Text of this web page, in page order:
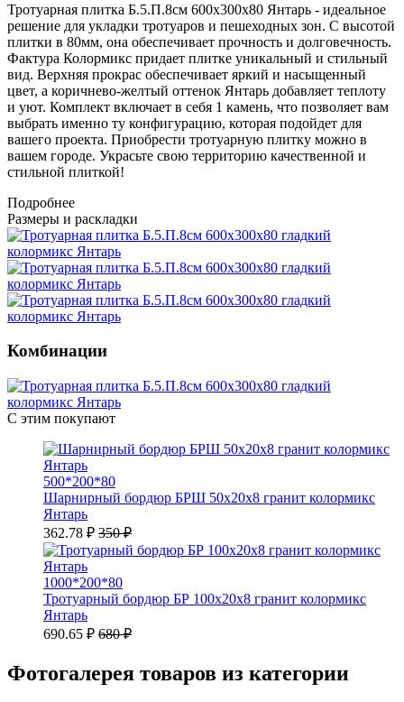
Тротуарная плитка Б.5.П.8см 600х300х80 Янтарь - идеальное
решение для укладки тротуаров и пешеходных зон. С высотой
плитки в 80мм, она обеспечивает прочность и долговечность.
Фактура Колормикс придает плитке уникальный и стильный
вид. Верхняя прокрас обеспечивает яркий и насыщенный
цвет, а коричнево-желтый оттенок Янтарь добавляет теплоту
и уют. Комплект включает в себя 1 камень, что позволяет вам
выбрать именно ту конфигурацию, которая подойдет для
вашего проекта. Приобрести тротуарную плитку можно в
вашем городе. Украсьте свою территорию качественной и
стильной плиткой!
Подробнее
Размеры и раскладки
Комбинации
С этим покупают
500*200*80
Шарнирный бордюр БРШ 50х20х8 гранит колормикс
Янтарь
362.78 ₽ 350 ₽
1000*200*80
Тротуарный бордюр БР 100х20х8 гранит колормикс
Янтарь
690.65 ₽ 680 ₽
Фотогалерея товаров из категории